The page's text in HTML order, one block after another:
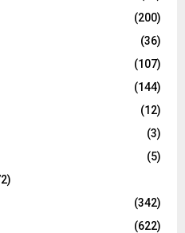
(200)
(36)
(107)
(144)
(12)
(3)
(5)
(342)
(622)